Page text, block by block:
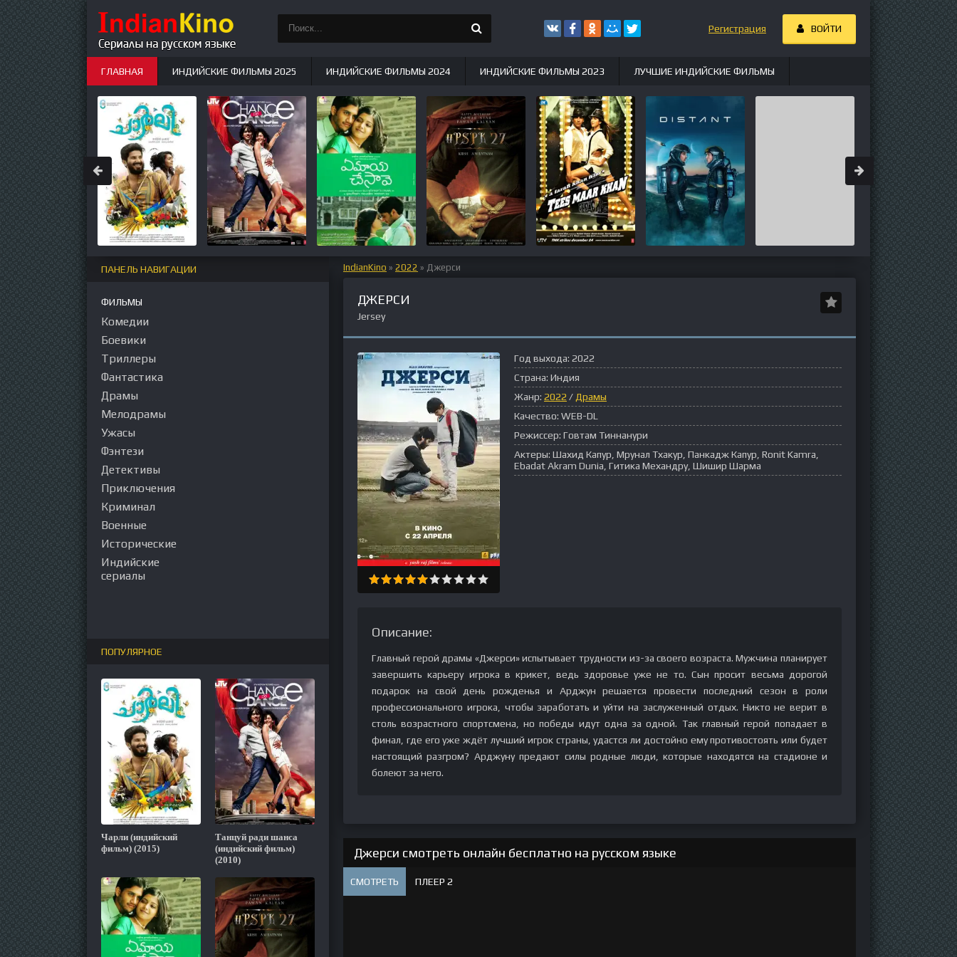
IndianKino » 2022 » Джерси
ДЖЕРСИ
Jersey
Год выхода: 2022
Страна: Индия
Жанр: 2022 / Драмы
Качество: WEB-DL
Режиссер: Говтам Тиннанури
Актеры: Шахид Капур, Мрунал Тхакур, Панкадж Капур, Ronit Kamra,
Ebadat Akram Dunia, Гитика Механдру, Шишир Шарма
Описание:
Главный герой драмы «Джерси» испытывает трудности из-за своего возраста. Мужчина планирует
завершить карьеру игрока в крикет, ведь здоровье уже не то. Сын просит весьма дорогой
подарок на свой день рожденья и Арджун решается провести последний сезон в роли
профессионального игрока, чтобы заработать и уйти на заслуженный отдых. Никто не верит в
столь возрастного спортсмена, но победы идут одна за одной. Так главный герой попадает в
финал, где его уже ждёт лучший игрок страны, удастся ли достойно ему противостоять или будет
настоящий разгром? Арджуну предают силы родные люди, которые находятся на стадионе и
болеют за него.
Джерси смотреть онлайн бесплатно на русском языке
СМОТРЕТЬ ПЛЕЕР 2
ПАНЕЛЬ НАВИГАЦИИ
ФИЛЬМЫ
Комедии
Боевики
Триллеры
Фантастика
Драмы
Мелодрамы
Ужасы
Фэнтези
Детективы
Приключения
Криминал
Военные
Исторические
Индийские
сериалы
ПОПУЛЯРНОЕ
Чарли (индийский
фильм) (2015)
Танцуй ради шанса
(индийский фильм)
(2010)
Регистрация ВОЙТИ
ГЛАВНАЯ ИНДИЙСКИЕ ФИЛЬМЫ 2025 ИНДИЙСКИЕ ФИЛЬМЫ 2024 ИНДИЙСКИЕ ФИЛЬМЫ 2023 ЛУЧШИЕ ИНДИЙСКИЕ ФИЛЬМЫ
ИНДИЙСКИЕ СЕРИАЛЫ НОВЫЕ